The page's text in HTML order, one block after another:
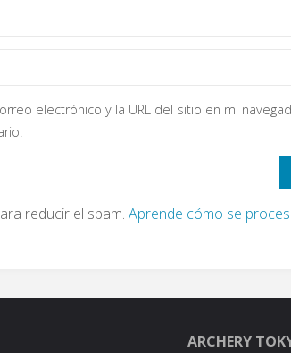
electrónico y la URL del sitio en mi
reducir el spam. Aprende cómo se
ARCHERY